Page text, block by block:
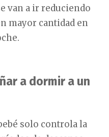
van a ir reduciendo
mayor cantidad en
a dormir a un
solo controla la